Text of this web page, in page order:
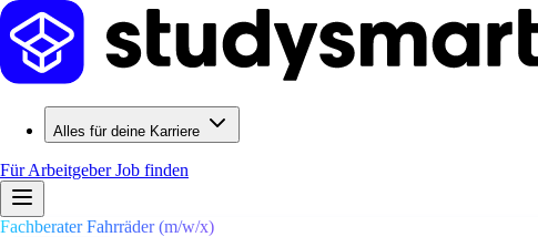
Alles für deine Karriere
Für ArbeitgeberJob finden
Fachberater Fahrräder (m/w/x)